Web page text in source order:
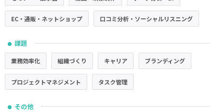
EC・通販・ネットショップ 口コミ分析・ソーシャルリスニング
● 課題
業務効率化 組織づくり キャリア ブランディング
プロジェクトマネジメント タスク管理
● その他